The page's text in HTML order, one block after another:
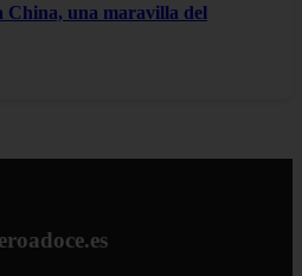
una maravilla del